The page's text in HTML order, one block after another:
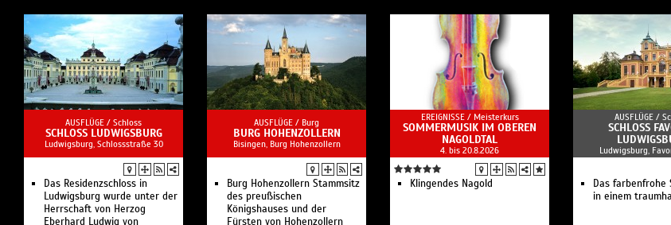
AUSFLÜGE / Schloss
SCHLOSS LUDWIGSBURG
Ludwigsburg, Schlossstraße 30
Das Residenzschloss in
Ludwigsburg wurde unter der
Herrschaft von Herzog
Eberhard Ludwig von
AUSFLÜGE / Burg
BURG HOHENZOLLERN
Bisingen, Burg Hohenzollern
Burg Hohenzollern Stammsitz
des preußischen
Königshauses und der
Fürsten von Hohenzollern
EREIGNISSE / Meisterkurs
SOMMERMUSIK IM OBEREN
NAGOLDTAL
4. bis 20.8.2026
Klingendes Nagold
AUSFLÜGE /
SCHLOSS
Ludwigsburg,
Das farbenfrohe
in einem